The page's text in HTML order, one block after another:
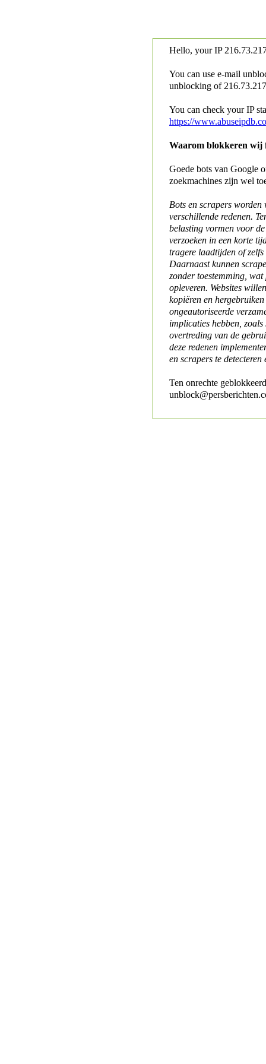
Hello, your IP
You can use e-mail
unblocking of
You can check your IP
https://
Waarom blokkeren wij
Goede bots van Google
zoekmachines zijn wel
Bots en scrapers worden
verschillende redenen.
belasting vormen voor
verzoeken in een korte
tragere laadtijden of
Daarnaast kunnen
zonder toestemming,
opleveren. Websites
kopiëren en
ongeautoriseerde
implicaties hebben,
overtreding van de
deze redenen
en scrapers te detecteren
Ten onrechte